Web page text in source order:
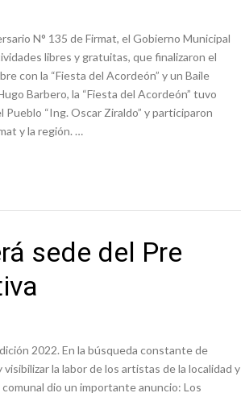
N° 135 de Firmat, el Gobierno Municipal
libres y gratuitas, que finalizaron el
con la “Fiesta del Acordeón” y un Baile
Barbero, la “Fiesta del Acordeón” tuvo
Pueblo “Ing. Oscar Ziraldo” y participaron
y la región. …
sede del Pre
2022. En la búsqueda constante de
la labor de los artistas de la localidad y
dio un importante anuncio: Los